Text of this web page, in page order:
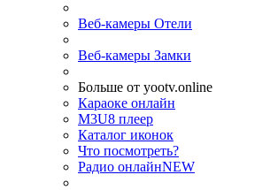
Веб-камеры Отели
Веб-камеры Замки
Больше от yootv.online
Караоке онлайн
M3U8 плеер
Каталог иконок
Что посмотреть?
Радио онлайнNEW